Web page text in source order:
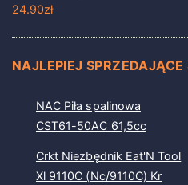
24.90zł
NAJLEPIEJ SPRZEDAJĄCE
NAC Piła spalinowa
CST61-50AC 61,5cc
Crkt Niezbędnik Eat'N Tool
Xl 9110C (Nc/9110C) Kr